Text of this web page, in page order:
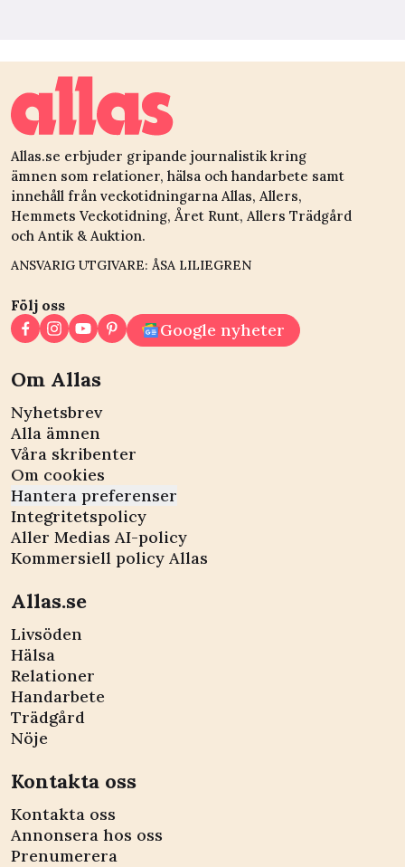
Allas.se erbjuder gripande journalistik kring
ämnen som relationer, hälsa och handarbete samt
innehåll från veckotidningarna Allas, Allers,
Hemmets Veckotidning, Året Runt, Allers Trädgård
och Antik & Auktion.
ANSVARIG UTGIVARE: ÅSA LILIEGREN
Följ oss
Google nyheter
Om Allas
Nyhetsbrev
Alla ämnen
Våra skribenter
Om cookies
Hantera preferenser
Integritetspolicy
Aller Medias AI-policy
Kommersiell policy Allas
Allas.se
Livsöden
Hälsa
Relationer
Handarbete
Trädgård
Nöje
Kontakta oss
Kontakta oss
Annonsera hos oss
Prenumerera